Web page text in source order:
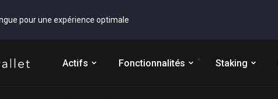
pour une expérience optimale
Actifs Fonctionnalités Staking